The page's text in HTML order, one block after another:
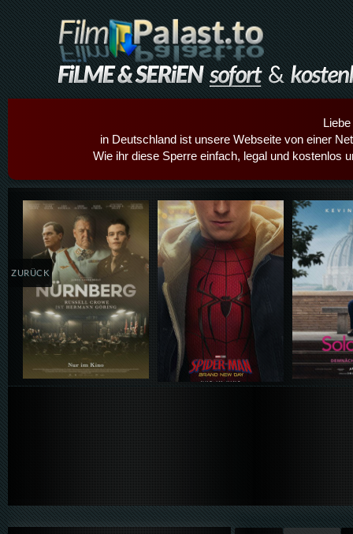
in Deutschland ist unsere Webseite von einer
Wie ihr diese Sperre einfach, legal und kostenlos
Details,Play Details,Play
ZURÜCK